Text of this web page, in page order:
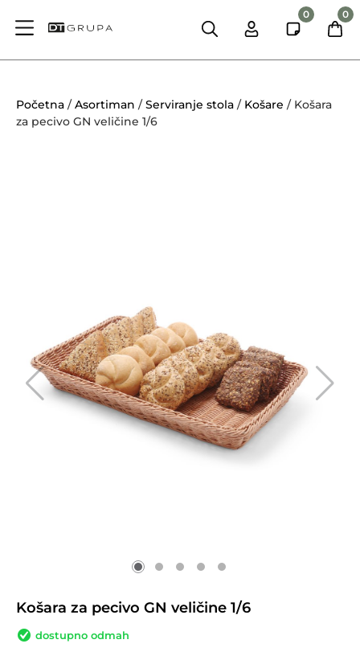
0 0
Početna /Asortiman /Serviranje stola / Košare / Košara
za pecivo GN veličine 1/6
Košara za pecivo GN veličine 1/6
dostupno odmah